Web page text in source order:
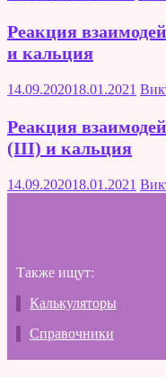
Реакция
и кальция
14.09.202018.01.2021
Реакция
(III) и кальция
14.09.202018.01.2021
Также ищут:
Калькуляторы
Справочники